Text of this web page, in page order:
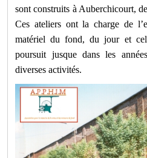
sont construits à Auberchicourt,
Ces ateliers ont la charge de
matériel du fond, du jour et
poursuit jusque dans les
diverses activités.